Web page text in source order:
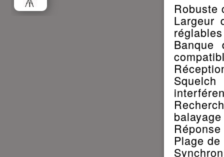
Robuste
Largeur
Banque
Plage